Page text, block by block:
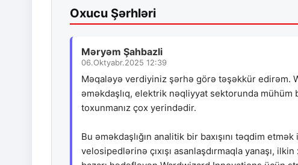
Oxucu Şərhləri
Məryəm Şahbazli
06.Oktyabr.2025 12:39
Məqaləyə verdiyiniz şərhə görə təşəkkür edirəm.
əməkdaşlıq, elektrik nəqliyyat sektorunda
toxunmanız çox yerindədir.
Bu əməkdaşlığın analitik bir baxışını təqdim
velosipedlərinə çıxışı asanlaşdırmaqla yanaşı,